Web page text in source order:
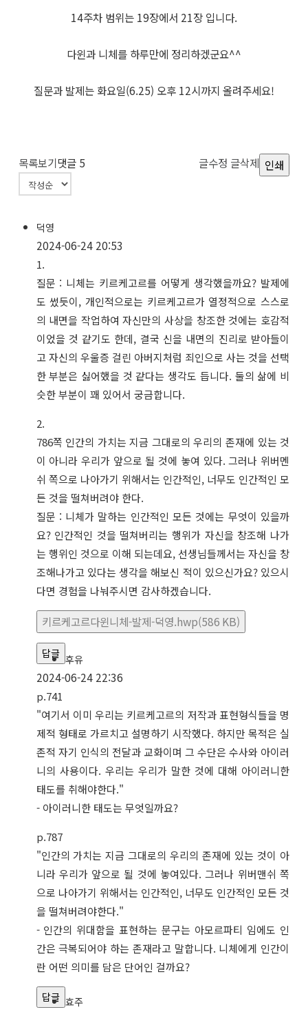
14주차 범위는 19장에서 21장 입니다.
다윈과 니체를 하루만에 정리하겠군요^^
질문과 발제는 화요일(6.25) 오후 12시까지 올려주세요!
인쇄
목록보기 글수정 글삭제
댓글 5
덕영
2024-06-24 20:53
1.
질문 : 니체는 키르케고르를 어떻게 생각했을까요? 발제에
도 썼듯이, 개인적으로는 키르케고르가 열정적으로 스스로
의 내면을 작업하여 자신만의 사상을 창조한 것에는 호감적
이었을 것 같기도 한데, 결국 신을 내면의 진리로 받아들이
고 자신의 우울증 걸린 아버지처럼 죄인으로 사는 것을 선택
한 부분은 싫어했을 것 같다는 생각도 듭니다. 둘의 삶에 비
슷한 부분이 꽤 있어서 궁금합니다.
2.
786쪽 인간의 가치는 지금 그대로의 우리의 존재에 있는 것
이 아니라 우리가 앞으로 될 것에 놓여 있다. 그러나 위버멘
쉬 쪽으로 나아가기 위해서는 인간적인, 너무도 인간적인 모
든 것을 떨쳐버려야 한다.
질문 : 니체가 말하는 인간적인 모든 것에는 무엇이 있을까
요? 인간적인 것을 떨쳐버리는 행위가 자신을 창조해 나가
는 행위인 것으로 이해 되는데요, 선생님들께서는 자신을 창
조해나가고 있다는 생각을 해보신 적이 있으신가요? 있으시
다면 경험을 나눠주시면 감사하겠습니다.
키르케고르다윈니체-발제-덕영.hwp(586 KB)
답글 후유
2024-06-24 22:36
p.741
"여기서 이미 우리는 키르케고르의 저작과 표현형식들을 명
제적 형태로 가르치고 설명하기 시작했다. 하지만 목적은 실
존적 자기 인식의 전달과 교화이며 그 수단은 수사와 아이러
니의 사용이다. 우리는 우리가 말한 것에 대해 아이러니한
태도를 취해야한다."
- 아이러니한 태도는 무엇일까요?
p.787
"인간의 가치는 지금 그대로의 우리의 존재에 있는 것이 아
니라 우리가 앞으로 될 것에 놓여있다. 그러나 위버맨쉬 쪽
으로 나아가기 위해서는 인간적인, 너무도 인간적인 모든 것
을 떨쳐버려야한다."
- 인간의 위대함을 표현하는 문구는 아모르파티 임에도 인
간은 극복되어야 하는 존재라고 말합니다. 니체에게 인간이
란 어떤 의미를 담은 단어인 걸까요?
답글 효주